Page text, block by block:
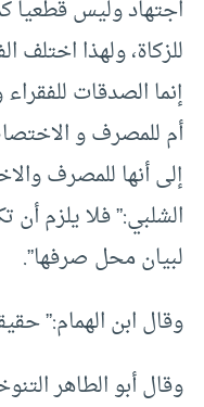
اجتهاد وليس قطعيا
للزكاة، ولهذا اختلف
إنما الصدقات للفقراء
أم للمصرف و
إلى أنها للمصرف
الشلبي:” فلا يلزم أن
لبيان محل صرفها”.
وقال ابن الهمام:”
وقال أبو الطاهر